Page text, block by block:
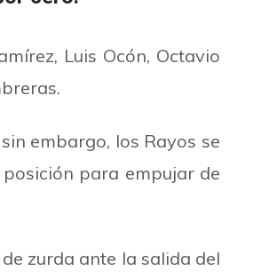
Luis Ocón, Octavio
embargo, los Rayos se
para empujar de
zurda ante la salida del